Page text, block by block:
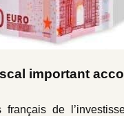
important
français de